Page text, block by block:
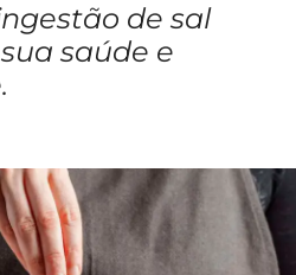
de sal
saúde e